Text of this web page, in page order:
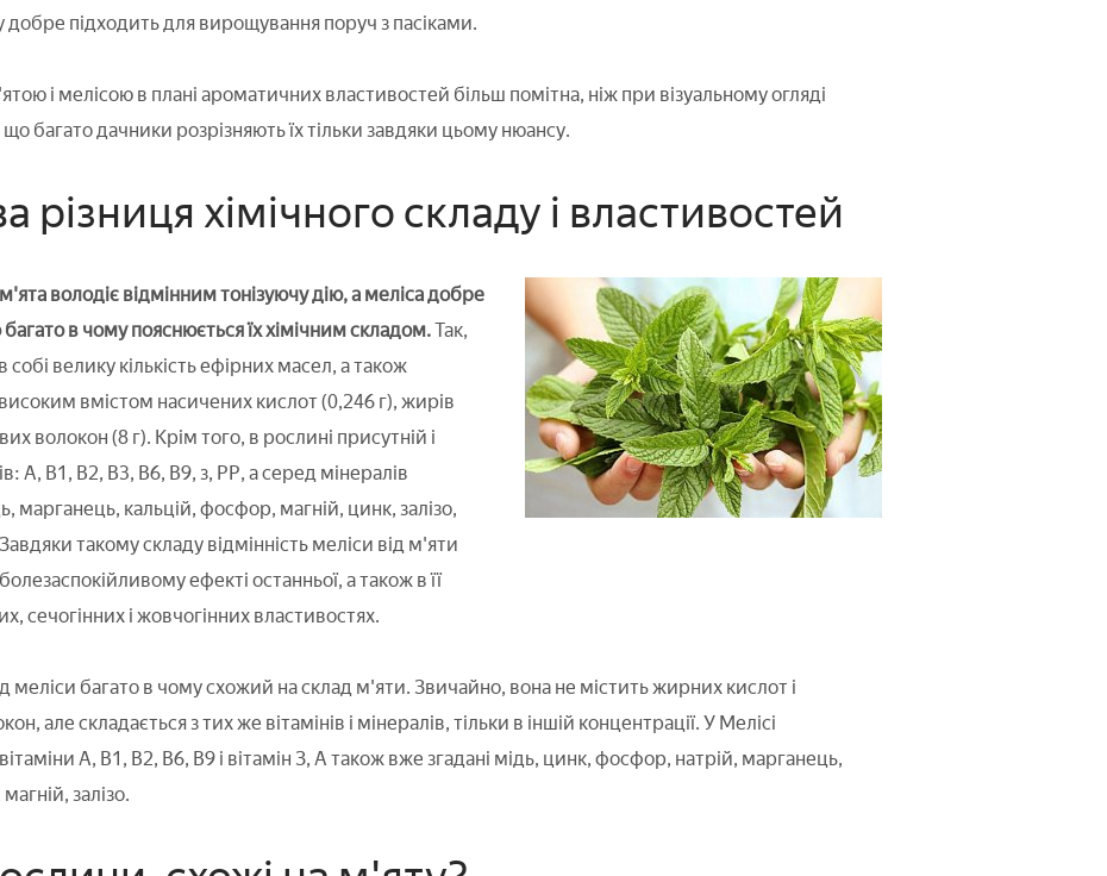
підходить для вирощування поруч з пасіками.
і мелісою в плані ароматичних властивостей більш помітна, ніж при візуальному огляді
багато дачники розрізняють їх тільки завдяки цьому нюансу.
різниця хімічного складу і властивостей
володіє відмінним тонізуючу дію, а меліса добре
в чому пояснюється їх хімічним складом.Так,
собі велику кількість ефірних масел, а також
високим вмістом насичених кислот (0,246 г), жирів
волокон (8 г). Крім того, в рослині присутній і
А, В1, В2, В3, В6, В9, з, РР, а серед мінералів
марганець, кальцій, фосфор, магній, цинк, залізо,
Завдяки такому складу відмінність меліси від м'яти
ефекті останньої, а також в її
сечогінних і жовчогінних властивостях.
меліси багато в чому схожий на склад м'яти. Звичайно, вона не містить жирних кислот і
але складається з тих же вітамінів і мінералів, тільки в іншій концентрації. У Мелісі
А, В1, В2, В6, В9 і вітамін З, А також вже згадані мідь, цинк, фосфор, натрій, марганець,
залізо.